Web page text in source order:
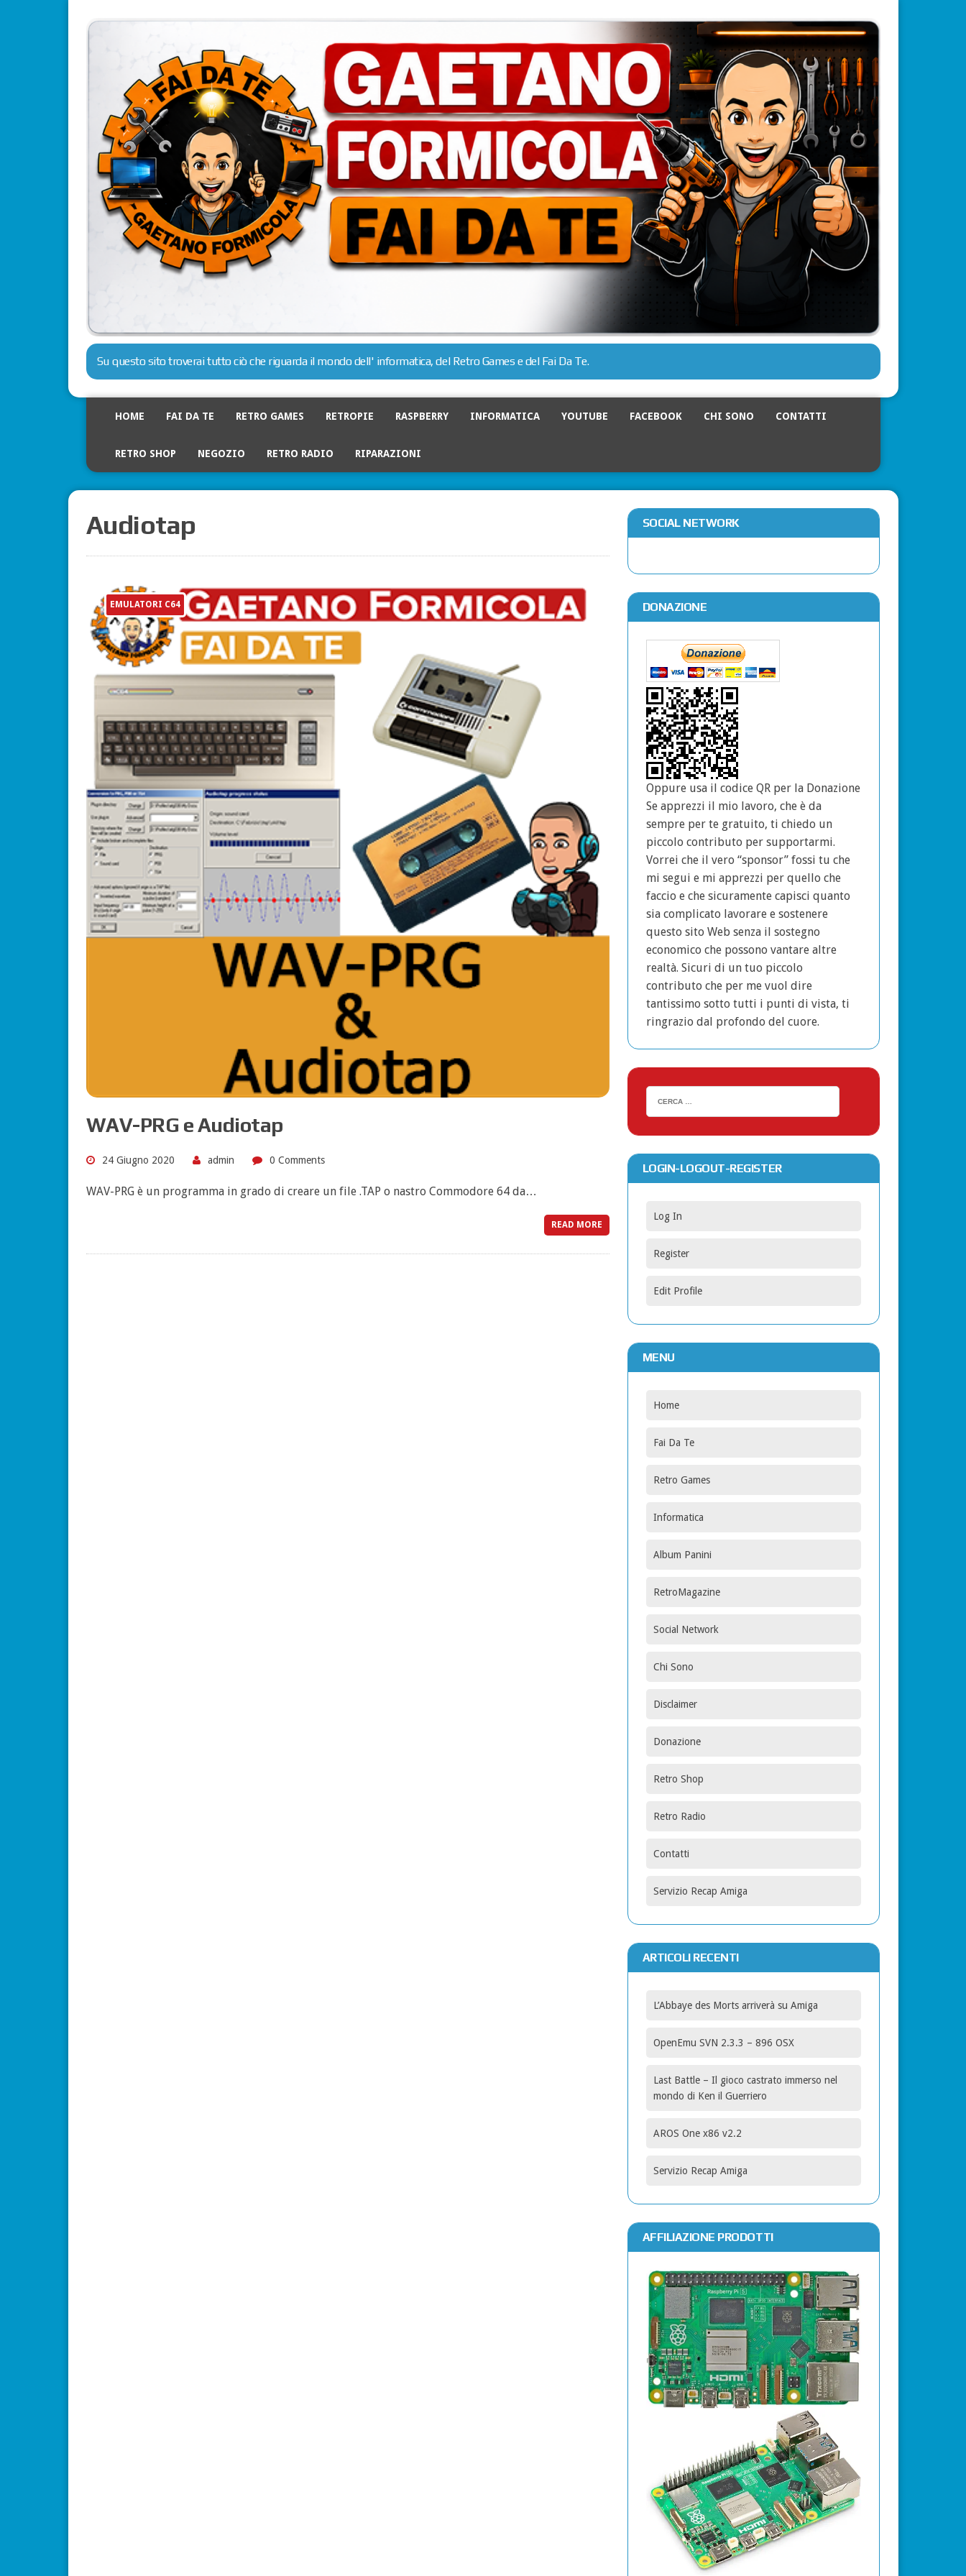
Su questo sito troverai tutto ciò che riguarda il mondo dell' informatica, del Retro Games e del Fai Da Te.
HOME FAI DA TE RETRO GAMES RETROPIE RASPBERRY INFORMATICA YOUTUBE FACEBOOK CHI SONO CONTATTI
RETRO SHOP NEGOZIO RETRO RADIO RIPARAZIONI
Audiotap
EMULATORI C64
WAV-PRG e Audiotap
24 Giugno 2020 admin 0 Comments
WAV-PRG è un programma in grado di creare un file .TAP o nastro Commodore 64 da…
READ MORE
SOCIAL NETWORK
DONAZIONE
Oppure usa il codice QR per la Donazione
Se apprezzi il mio lavoro, che è da
sempre per te gratuito, ti chiedo un
piccolo contributo per supportarmi.
Vorrei che il vero “sponsor” fossi tu che
mi segui e mi apprezzi per quello che
faccio e che sicuramente capisci quanto
sia complicato lavorare e sostenere
questo sito Web senza il sostegno
economico che possono vantare altre
realtà. Sicuri di un tuo piccolo
contributo che per me vuol dire
tantissimo sotto tutti i punti di vista, ti
ringrazio dal profondo del cuore.
LOGIN-LOGOUT-REGISTER
Log In
Register
Edit Profile
MENU
Home
Fai Da Te
Retro Games
Informatica
Album Panini
RetroMagazine
Social Network
Chi Sono
Disclaimer
Donazione
Retro Shop
Retro Radio
Contatti
Servizio Recap Amiga
ARTICOLI RECENTI
L’Abbaye des Morts arriverà su Amiga
OpenEmu SVN 2.3.3 – 896 OSX
Last Battle – Il gioco castrato immerso nel
mondo di Ken il Guerriero
AROS One x86 v2.2
Servizio Recap Amiga
AFFILIAZIONE PRODOTTI